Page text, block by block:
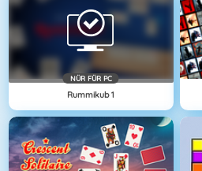
NÜR FÜR PC
Rummikub 1